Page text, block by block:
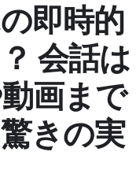
即時的
会話は
画まで
きの実